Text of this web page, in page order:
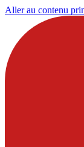
Aller au contenu